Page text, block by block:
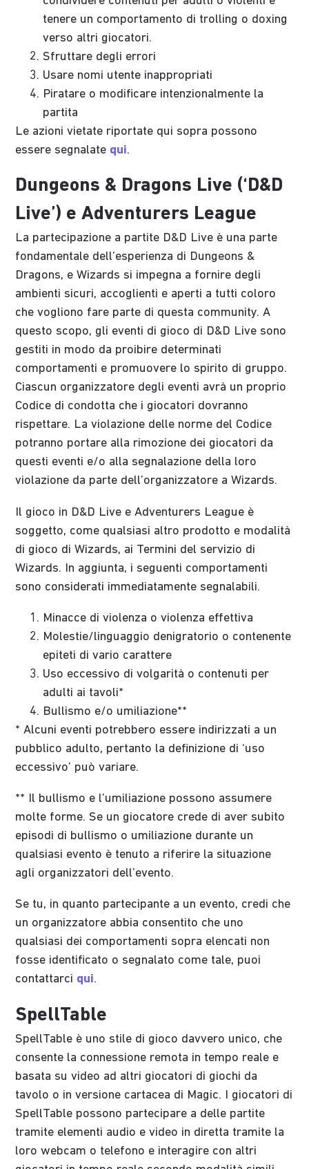
tenere un comportamento di trolling o doxing
verso altri giocatori.
Sfruttare degli errori
Usare nomi utente inappropriati
Piratare o modificare intenzionalmente la
partita
Le azioni vietate riportate qui sopra possono
essere segnalate qui.
Dungeons & Dragons Live (‘D&D
Live’) e Adventurers League
La partecipazione a partite D&D Live è una parte
fondamentale dell’esperienza di Dungeons &
Dragons, e Wizards si impegna a fornire degli
ambienti sicuri, accoglienti e aperti a tutti coloro
che vogliono fare parte di questa community. A
questo scopo, gli eventi di gioco di D&D Live sono
gestiti in modo da proibire determinati
comportamenti e promuovere lo spirito di gruppo.
Ciascun organizzatore degli eventi avrà un proprio
Codice di condotta che i giocatori dovranno
rispettare. La violazione delle norme del Codice
potranno portare alla rimozione dei giocatori da
questi eventi e/o alla segnalazione della loro
violazione da parte dell’organizzatore a Wizards.
Il gioco in D&D Live e Adventurers League è
soggetto, come qualsiasi altro prodotto e modalità
di gioco di Wizards, ai Termini del servizio di
Wizards. In aggiunta, i seguenti comportamenti
sono considerati immediatamente segnalabili.
Minacce di violenza o violenza effettiva
Molestie/linguaggio denigratorio o contenente
epiteti di vario carattere
Uso eccessivo di volgarità o contenuti per
adulti ai tavoli*
Bullismo e/o umiliazione**
* Alcuni eventi potrebbero essere indirizzati a un
pubblico adulto, pertanto la definizione di ‘uso
eccessivo’ può variare.
** Il bullismo e l’umiliazione possono assumere
molte forme. Se un giocatore crede di aver subito
episodi di bullismo o umiliazione durante un
qualsiasi evento è tenuto a riferire la situazione
agli organizzatori dell’evento.
Se tu, in quanto partecipante a un evento, credi che
un organizzatore abbia consentito che uno
qualsiasi dei comportamenti sopra elencati non
fosse identificato o segnalato come tale, puoi
contattarci qui.
SpellTable
SpellTable è uno stile di gioco davvero unico, che
consente la connessione remota in tempo reale e
basata su video ad altri giocatori di giochi da
tavolo o in versione cartacea di Magic. I giocatori di
SpellTable possono partecipare a delle partite
tramite elementi audio e video in diretta tramite la
loro webcam o telefono e interagire con altri